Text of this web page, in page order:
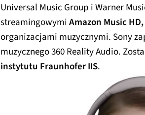
Universal Music Group i Warner
streamingowymiAmazon Music
organizacjami muzycznymi. Sony
muzycznego 360 Reality Audio.
instytutu Fraunhofer IIS.